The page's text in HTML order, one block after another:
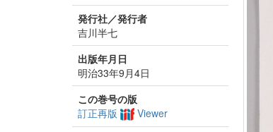
発行社／発行者
吉川半七
出版年月日
明治33年9月4日
この巻号の版
訂正再版
Viewer